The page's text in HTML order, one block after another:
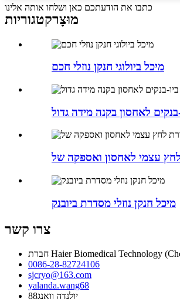
כתבו את הודעתכם כאן ושלחו אותה אלינו
מוּצָרקטגוריות
מיכל ביולוגי חנקן נוזלי חכם
לאחסון בקנה מידה גדול
מיכל חנקן נוזלי מסדרת ביובנק
צרו קשר
0086-28-82724106
sjcryo@163.com
yalanda.wang68
יולנדה וואנג88